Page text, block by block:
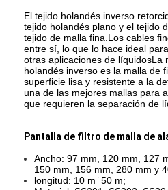
El tejido holandés inverso
tejido holandés plano y el tejido
tejido de malla fina.Los cables
entre sí, lo que lo hace ideal
otras aplicaciones de líquidosLa
holandés inverso es la malla de
superficie lisa y resistente a la
una de las mejores mallas para
que requieren la separación de
Pantalla de filtro de malla de
Ancho: 97 mm, 120 mm, 127
150 mm, 156 mm, 280 mm y
longitud: 10 m ̇ 50 m;